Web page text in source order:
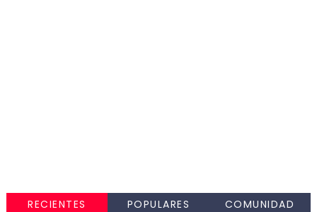
RECIENTES POPULARES COMUNIDAD